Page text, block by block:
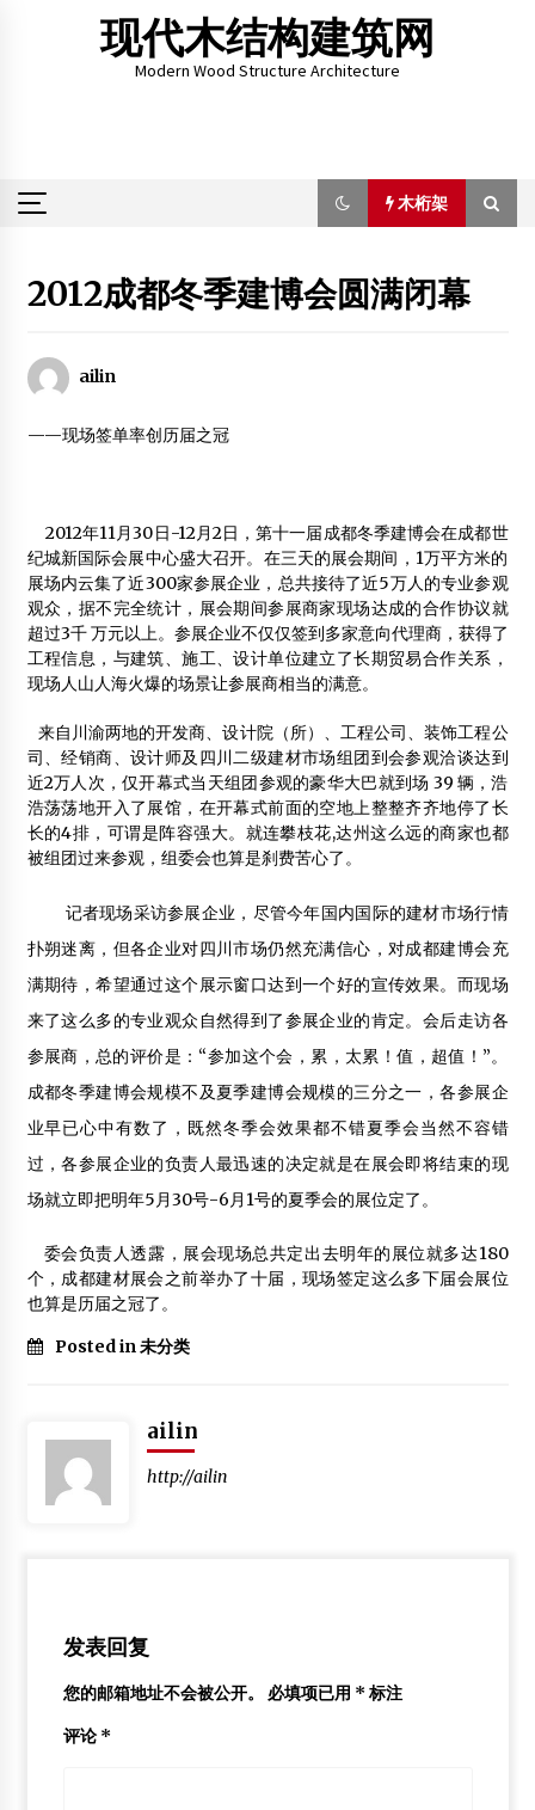
现代木结构建筑网
Modern Wood Structure Architecture
木桁架
现代木结构建筑网简介
云南震中一建于1949年木楼未倒 2名熟睡小孩幸存(图)
2014年8月4日
住建部副部长：建设美丽中国，绿色建筑大有可为
2013年2月28日
南京林业大学举办木结构建筑专业创建十周年及学术会
2017年6月27日
永定塔火灾或因违章动火 毁损部分为外包木结构
2013年4月14日
首家大陆控股木屋企业在香港上市
2012年10月19日
2013年11月5日
仿古建筑不应成为“假古董”
【科普】美国男子打造世界最高树屋
2012年8月7日
2012成都冬季建博会圆满闭幕
ailin
——现场签单率创历届之冠
2012年11月30日-12月2日，第十一届成都冬季建博会在成都世
纪城新国际会展中心盛大召开。在三天的展会期间，1万平方米的
展场内云集了近300家参展企业，总共接待了近5万人的专业参观
观众，据不完全统计，展会期间参展商家现场达成的合作协议就
超过3千 万元以上。参展企业不仅仅签到多家意向代理商，获得了
工程信息，与建筑、施工、设计单位建立了长期贸易合作关系，
现场人山人海火爆的场景让参展商相当的满意。
来自川渝两地的开发商、设计院（所）、工程公司、装饰工程公
司、经销商、设计师及四川二级建材市场组团到会参观洽谈达到
近2万人次，仅开幕式当天组团参观的豪华大巴就到场 39 辆，浩
浩荡荡地开入了展馆，在开幕式前面的空地上整整齐齐地停了长
长的4排，可谓是阵容强大。就连攀枝花,达州这么远的商家也都
被组团过来参观，组委会也算是刹费苦心了。
记者现场采访参展企业，尽管今年国内国际的建材市场行情
扑朔迷离，但各企业对四川市场仍然充满信心，对成都建博会充
满期待，希望通过这个展示窗口达到一个好的宣传效果。而现场
来了这么多的专业观众自然得到了参展企业的肯定。会后走访各
参展商，总的评价是：“参加这个会，累，太累！值，超值！”。
成都冬季建博会规模不及夏季建博会规模的三分之一，各参展企
业早已心中有数了，既然冬季会效果都不错夏季会当然不容错
过，各参展企业的负责人最迅速的决定就是在展会即将结束的现
场就立即把明年5月30号-6月1号的夏季会的展位定了。
委会负责人透露，展会现场总共定出去明年的展位就多达180
个，成都建材展会之前举办了十届，现场签定这么多下届会展位
也算是历届之冠了。
Posted in 未分类
ailin
http://ailin
发表回复
您的邮箱地址不会被公开。 必填项已用 * 标注
评论 *